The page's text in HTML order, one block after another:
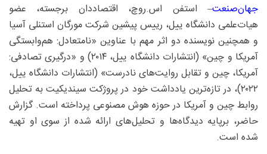
جهان‌صنعت– استفن ‌اس.‌روچ، اقتصاددان برجسته، عضو
هیات‌علمی دانشگاه ییل، رییس پیشین شرکت مورگان استنلی آسیا
و همچنین نویسنده دو اثر مهم با عناوین «نامتعادل: هم‌وابستگی
آمریکا و چین» (انتشارات دانشگاه ییل، ۲۰۱۴) و «درگیری تصادفی:
آمریکا، چین و تقابل روایت‌های نادرست» (انتشارات دانشگاه ییل،
۲۰۲۲)، در تازه‌ترین یادداشت خود در پروژکت سیندیکیت به تحلیل
روابط چین و آمریکا در حوزه هوش مصنوعی پرداخته است. گزارش
حاضر، برپایه دیدگاه‌ها و تحلیل‌های ارائه‌ شده از سوی او تهیه
شده است.